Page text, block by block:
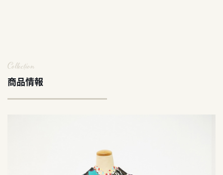
Collection
商品情報